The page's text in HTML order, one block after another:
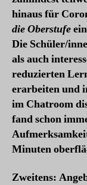
hinaus für
die Oberstufe
Die Schüler/
als auch
reduzierten
erarbeiten und
im Chatroom
fand schon
Minuten
Zweitens: